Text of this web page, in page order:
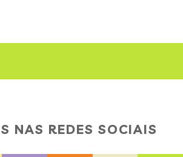
NAS REDES SOCIAIS